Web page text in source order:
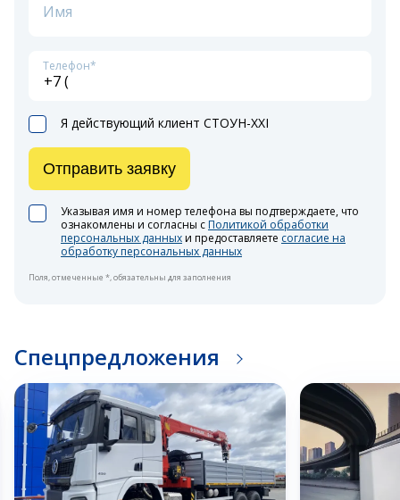
Имя
Телефон*
Я действующий клиент СТОУН-XXI
Указывая имя и номер телефона вы подтверждаете, что
ознакомлены и согласны с Политикой обработки
персональных данныхи предоставляете согласие на
обработку персональных данных
Отправить заявку
Поля, отмеченные *, обязательны для заполнения
Спецпредложения